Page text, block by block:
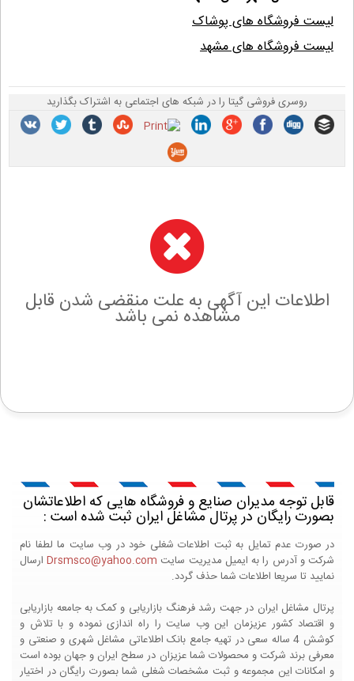
لیست فروشگاه های پوشاک
لیست فروشگاه های مشهد
روسری فروشی گیتا را در شبکه های اجتماعی به اشتراک بگذارید
اطلاعات این آگهی به علت منقضی شدن قابل
مشاهده نمی باشد
قابل توجه مدیران صنایع و فروشگاه هایی که اطلاعاتشان
بصورت رایگان در پرتال مشاغل ایران ثبت شده است :
در صورت عدم تمایل به ثبت اطلاعات شغلی خود در وب سایت ما لطفا نام
شرکت و آدرس را به ایمیل مدیریت سایت Drsmsco@yahoo.comارسال
نمایید تا سریعا اطلاعات شما حذف گردد.
پرتال مشاغل ایران در جهت رشد فرهنگ بازاریابی و کمک به جامعه بازاریابی
و اقتصاد کشور عزیزمان این وب سایت را راه اندازی نموده و با تلاش و
کوشش 4 ساله سعی در تهیه جامع بانک اطلاعاتی مشاغل شهری و صنعتی و
معرفی برند شرکت و محصولات شما عزیزان در سطح ایران و جهان بوده است
و امکانات این مجموعه و ثبت مشخصات شغلی شما بصورت رایگان در اختیار